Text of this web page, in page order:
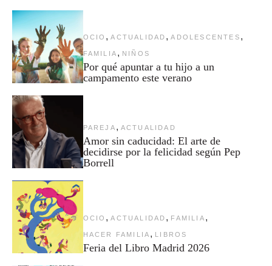
OCIO , ACTUALIDAD , ADOLESCENTES ,
FAMILIA , NIÑOS
Por qué apuntar a tu hijo a un
campamento este verano
PAREJA , ACTUALIDAD
Amor sin caducidad: El arte de
decidirse por la felicidad según Pep
Borrell
OCIO , ACTUALIDAD , FAMILIA ,
HACER FAMILIA , LIBROS
Feria del Libro Madrid 2026